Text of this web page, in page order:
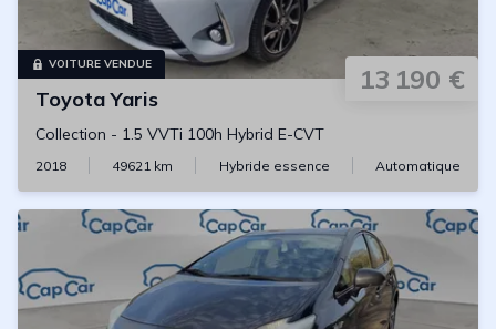
VOITURE VENDUE 13 190 €
Toyota Yaris
Collection - 1.5 VVTi 100h Hybrid E-CVT
2018 49621 km Hybride essence Automatique